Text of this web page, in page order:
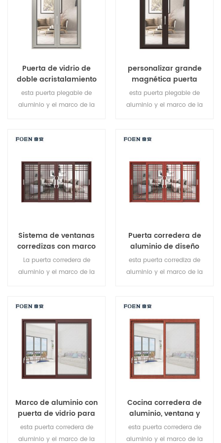
diferentes necesidades
arquitectónicas.
Puerta de vidrio de
doble acristalamiento
plegable de aluminio de
diseño delgado
esta puerta plegable de
aluminio y el marco de la
y seguridad antirrobo es
de puertas para satisfacer
diferentes necesidades
arquitectónicas.
personalizar grande
magnética puerta
plegable de color negro
uso durable
esta puerta plegable de
aluminio y el marco de la
y seguridad antirrobo es
de puertas para satisfacer
diferentes necesidades
arquitectónicas.
Sistema de ventanas
corredizas con marco
de aluminio de la sala
de estar con impresión
de madera
La puerta corredera de
aluminio y el marco de la
y seguridad antirrobo es
excelente. Variedad de tipos
diferentes necesidades
arquitectónicas.
Puerta corredera de
aluminio de diseño
simple con impresión de
madera para dormitorio
esta puerta corrediza de
aluminio y el marco de la
sellado y el desempeño
antirrobo de seguridad es
de puertas para satisfacer
diferentes necesidades
arquitectónicas.
Marco de aluminio con
puerta de vidrio para
baño interno.
esta puerta corredera de
aluminio y el marco de la
Cocina corredera de
aluminio, ventana y
puerta.
esta puerta corredera de
aluminio y el marco de la